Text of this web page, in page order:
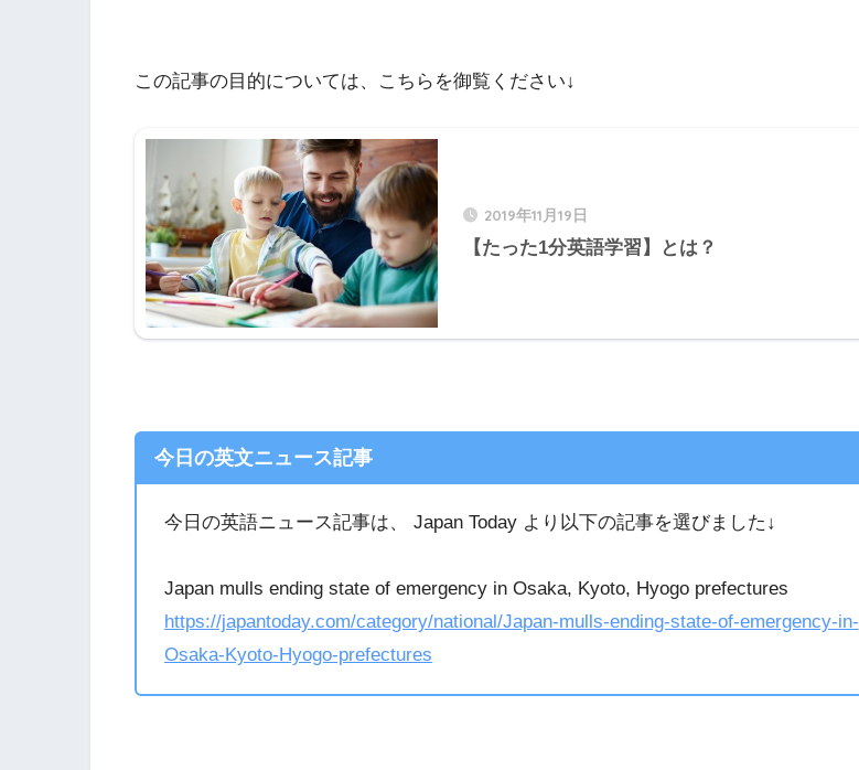
この記事の目的については、こちらを御覧ください↓
2019年11月19日
【たった1分英語学習】とは？
今日の英文ニュース記事
今日の英語ニュース記事は、 Japan Today より以下の記事を選びました↓
Japan mulls ending state of emergency in Osaka, Kyoto, Hyogo prefectures
https://japantoday.com/category/national/Japan-mulls-ending-state-of-emergency-in-
Osaka-Kyoto-Hyogo-prefectures